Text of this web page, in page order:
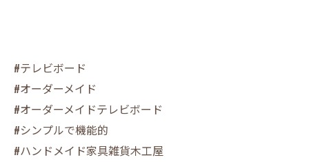
#テレビボード
#オーダーメイド
#オーダーメイドテレビボード
#シンプルで機能的
#ハンドメイド家具雑貨木工屋